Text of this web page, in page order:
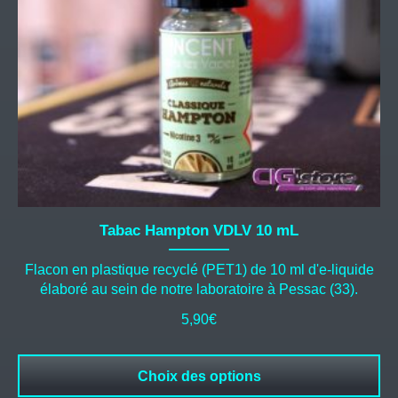
Tabac Hampton VDLV 10 mL
Flacon en plastique recyclé (PET1) de 10 ml d'e-liquide
élaboré au sein de notre laboratoire à Pessac (33).
5,90€
Choix des options
choisies
page
du
produit